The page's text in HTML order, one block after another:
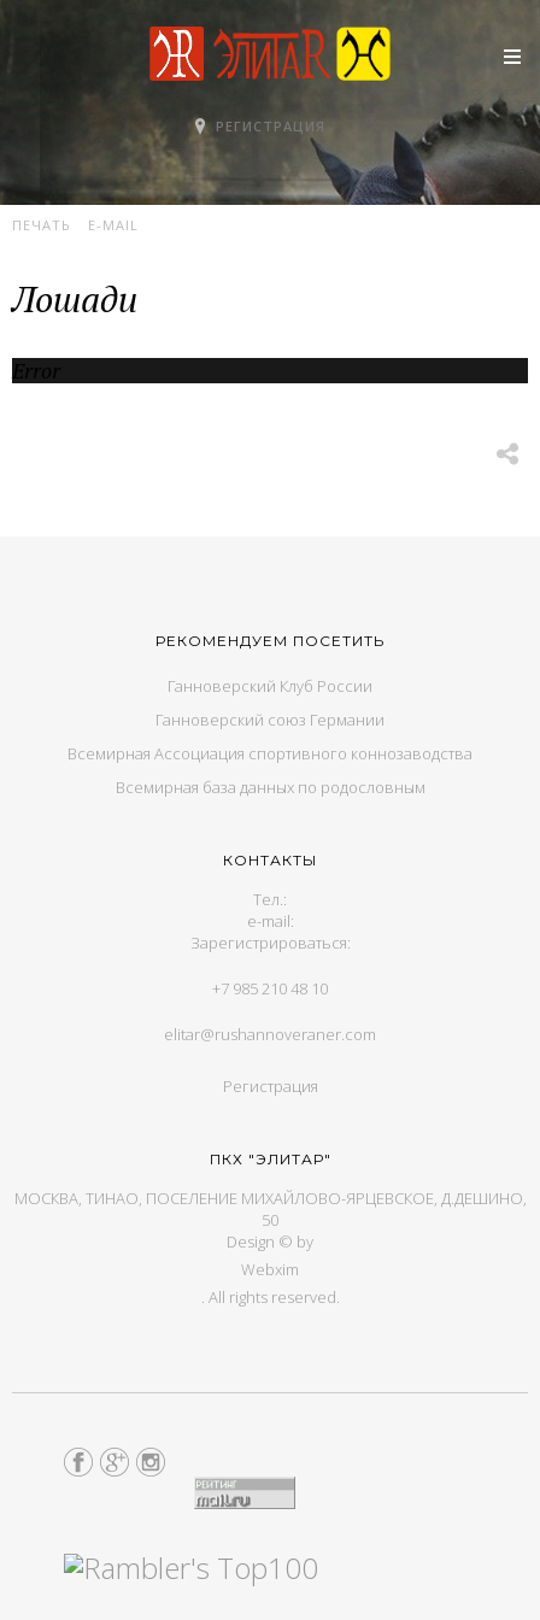
РЕГИСТРАЦИЯ
12 ИЮНЯ 2007 ФОТОГАЛЕРЕЯ
ПРОСМОТРОВ: 1111335
ПЕЧАТЬ
E-MAIL
Лошади
Error
РЕКОМЕНДУЕМ ПОСЕТИТЬ
Ганноверский Клуб России
Ганноверский союз Германии
Всемирная Ассоциация спортивного коннозаводства
Всемирная база данных по родословным
КОНТАКТЫ
Тел.:
e-mail:
Зарегистрироваться:
+7 985 210 48 10
elitar@rushannoveraner.com
Регистрация
ПКХ "ЭЛИТАР"
МОСКВА, ТИНАО, ПОСЕЛЕНИЕ МИХАЙЛОВО-ЯРЦЕВСКОЕ, Д.ДЕШИНО,
50
Design © by
Webxim
. All rights reserved.